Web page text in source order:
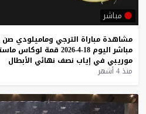
مباشر
مشاهدة مباراة الترجي وماميلودي صن
مباشر اليوم 18-4-2026 قمة لوكاس
موريبي في إياب نصف نهائي الأبطال
منذ 4 أشهر